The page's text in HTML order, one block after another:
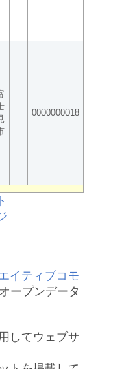
0000000018
イティブコモ
ープンデータ
してウェブサ